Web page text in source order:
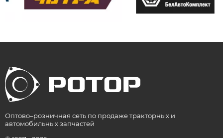
Оптово–розничная сеть по продаже тракторных и
автомобильных запчастей